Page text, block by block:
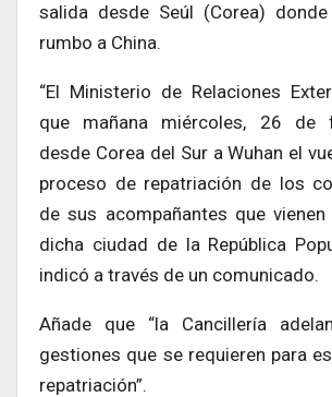
salida desde Seúl (Corea)
rumbo a China.
“El Ministerio de Relaciones
que mañana miércoles, 26 de
desde Corea del Sur a Wuhan el
proceso de repatriación de los
de sus acompañantes que
dicha ciudad de la República
indicó a través de un comunicado.
Añade que “la Cancillería
gestiones que se requieren para
repatriación”.